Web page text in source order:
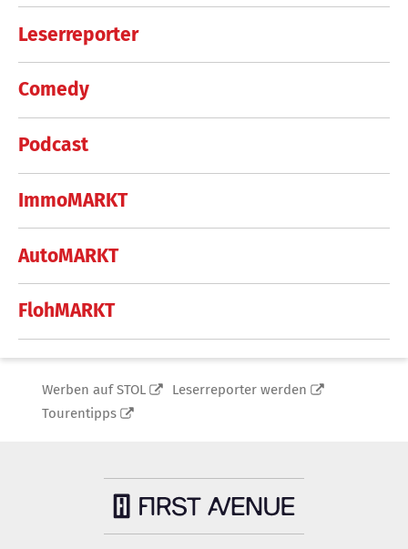
Leserreporter
Comedy
Podcast
ImmoMARKT
AutoMARKT
FlohMARKT
Werben auf STOL
Leserreporter werden
Tourentipps